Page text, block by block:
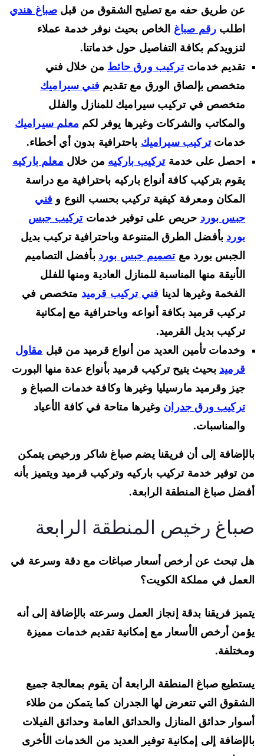
عن طريق حفه مع تصليح الشقوق من قبلصباغ هندي
اطلبرقم صباغالخاص بحيث نوفر خدمة عملاء
لتزويدكم بكافة التفاصيل حول خدماتنا.
تقديم خدماتتركيب ورق حائطمن خلال فني
متخصص بإلصاق الورق مع تقديمفني سيراميك
متخصص في تركيب سيراميك للمنازل والفلل
والمكاتب والشركات وغيرها يوفر لكممعلم سيراميك
خدماتتركيب سيراميكباحترافية بدون أي أخطاء.
احصل على خدمةتركيب باركيه من خلالمعلم باركيه
يقوم بتركيب كافة أنواع باركيه باحترافية مع دراسة
المكان ومعرفة كيفية تركيب بحسب النوع وفني
جبس بوردحريص على توفير خدماتتركيب جبس
بوردبأفضل الطرق المتنوعة وباحترافية تركيب بديل
الجبس بورد مع تصميم جبس بوردبأفضل التصاميم
الأنيقة منها المناسبة للمنازل العادية ومنها للفلل
الفخمة وغيرها لدينافني تركيب قرميد متخصص في
تركيب قرميد بكافة أنواعه وباحترافية مع إمكانية
تركيب بديل القرميد.
وخدمات تأمين العديد من أنواع قرميد من قبلمقاول
قرميد بحيث يتيح تركيب قرميد بأنواع عدة منها البورت
جيز وقرميد مارسيليا وغيرها وكافة خدمات الصباغ و
تركيب ورق جدرانوغيرها متاحة في كافة الأعياد
والمناسبات.
إلى أن فريقنا يضم صباغ شاكر ورخيص يتمكن
توفير خدمة تركيب باركيه وتركيب قرميد ويتميز بأنه
صباغ المنطقة الرابعة.
رخيص المنطقة الرابعة
تبحث عن أرخص أسعار صباغات مع دقة وسرعة في
في مملكة الكويت؟
فريقنا بدقة إنجاز العمل وسرعته بالإضافة إلى أنه
أرخص الأسعار مع إمكانية تقديم خدمات مميزة
صباغ المنطقة الرابعة أن يقوم بمعالجة جميع
التي تتعرض لها الجدران كما يتمكن من طلاء
حدائق المنازل والحدائق العامة وحدائق الفيلات
إلى إمكانية توفير العديد من الخدمات الأخرى